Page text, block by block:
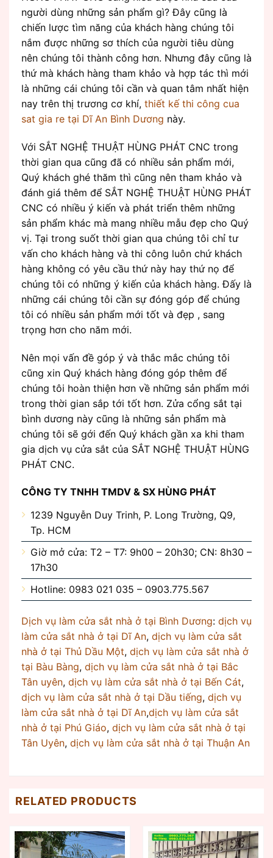
người dùng những sản phẩm gì? Đây cũng là
chiến lược tìm năng của khách hàng chúng tôi
nắm được những sơ thích của người tiêu dùng
nên chúng tôi thành công hơn. Nhưng đây cũng là
thứ mà khách hàng tham khảo và hợp tác thì mới
là những cái chúng tôi cần và quan tâm nhất hiện
nay trên thị trương cơ khí, thiết kế thi công cua
sat gia re tại Dĩ An Bình Dương này.
Với SẮT NGHỆ THUẬT HÙNG PHÁT CNC trong
thời gian qua cũng đã có nhiều sản phẩm mới,
Quý khách ghé thăm thì cũng nên tham khảo và
đánh giá thêm để SẮT NGHỆ THUẬT HÙNG PHÁT
CNC có nhiều ý kiến và phát triển thêm những
sản phẩm khác mà mang nhiều mẫu đẹp cho Quý
vị. Tại trong suốt thời gian qua chúng tôi chỉ tư
vấn cho khách hàng và thi công luôn chứ khách
hàng không có yêu cầu thứ này hay thứ nọ để
chúng tôi có những ý kiến của khách hàng. Đấy là
những cái chúng tôi cần sự đóng góp để chúng
tôi có nhiều sản phẩm mới tốt và đẹp , sang
trọng hơn cho năm mới.
Nên mọi vấn đề góp ý và thắc mắc chúng tôi
cũng xin Quý khách hàng đóng góp thêm để
chúng tôi hoàn thiện hơn về những sản phẩm mới
trong thời gian sắp tới tốt hơn. Zửa cổng sắt tại
bình dương này cũng là những sản phẩm mà
chúng tôi sẽ gới đến Quý khách gần xa khi tham
gia dịch vụ cửa sắt của SẮT NGHỆ THUẬT HÙNG
PHÁT CNC.
CÔNG TY TNHH TMDV & SX HÙNG PHÁT
1239 Nguyễn Duy Trinh, P. Long Trường, Q9,
Tp. HCM
Giờ mở cửa: T2 – T7: 9h00 – 20h30; CN: 8h30 –
17h30
Hotline: 0983 021 035 – 0903.775.567
Dịch vụ làm cửa sắt nhà ở tại Bình Dương: dịch vụ
làm cửa sắt nhà ở tại Dĩ An, dịch vụ làm cửa sắt
nhà ở tại Thủ Dầu Một, dịch vụ làm cửa sắt nhà ở
tại Bàu Bàng, dịch vụ làm cửa sắt nhà ở tại Bắc
Tân uyên, dịch vụ làm cửa sắt nhà ở tại Bến Cát,
dịch vụ làm cửa sắt nhà ở tại Dầu tiếng, dịch vụ
làm cửa sắt nhà ở tại Dĩ An,dịch vụ làm cửa sắt
nhà ở tại Phú Giáo, dịch vụ làm cửa sắt nhà ở tại
Tân Uyên, dịch vụ làm cửa sắt nhà ở tại Thuận An
RELATED PRODUCTS